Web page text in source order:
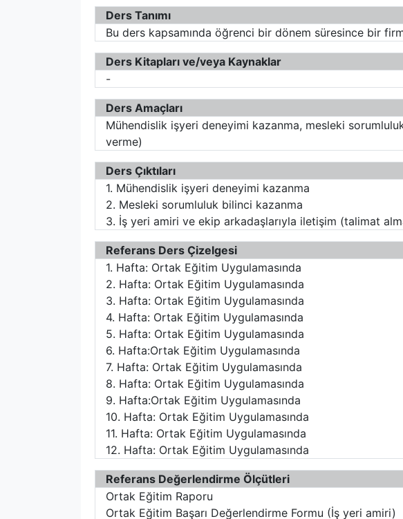
Ders Tanımı
Bu ders kapsamında öğrenci bir dönem süresince bir
Ders Kitapları ve/veya Kaynaklar
-
Ders Amaçları
Mühendislik işyeri deneyimi kazanma, mesleki
verme)
Ders Çıktıları
1. Mühendislik işyeri deneyimi kazanma
2. Mesleki sorumluluk bilinci kazanma
3. İş yeri amiri ve ekip arkadaşlarıyla iletişim (talimat
Referans Ders Çizelgesi
1. Hafta: Ortak Eğitim Uygulamasında
2. Hafta: Ortak Eğitim Uygulamasında
3. Hafta: Ortak Eğitim Uygulamasında
4. Hafta: Ortak Eğitim Uygulamasında
5. Hafta: Ortak Eğitim Uygulamasında
6. Hafta:Ortak Eğitim Uygulamasında
7. Hafta: Ortak Eğitim Uygulamasında
8. Hafta: Ortak Eğitim Uygulamasında
9. Hafta:Ortak Eğitim Uygulamasında
10. Hafta: Ortak Eğitim Uygulamasında
11. Hafta: Ortak Eğitim Uygulamasında
12. Hafta: Ortak Eğitim Uygulamasında
Referans Değerlendirme Ölçütleri
Ortak Eğitim Raporu
Ortak Eğitim Başarı Değerlendirme Formu (İş yeri amiri)